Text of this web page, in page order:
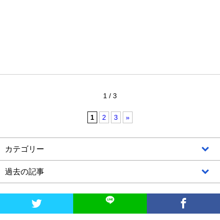
1 / 3
1 2 3 »
カテゴリー
過去の記事
 